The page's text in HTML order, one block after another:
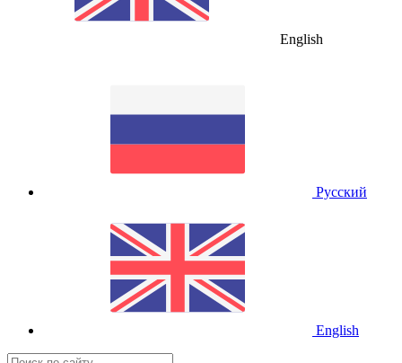
English
Русский
English